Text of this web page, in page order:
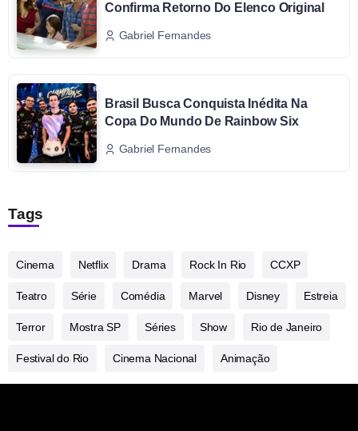
Confirma Retorno Do Elenco Original
Gabriel Fernandes
Brasil Busca Conquista Inédita Na
Copa Do Mundo De Rainbow Six
Gabriel Fernandes
Tags
Cinema Netflix Drama Rock In Rio CCXP
Teatro Série Comédia Marvel Disney Estreia
Terror Mostra SP Séries Show Rio de Janeiro
Festival do Rio Cinema Nacional Animação